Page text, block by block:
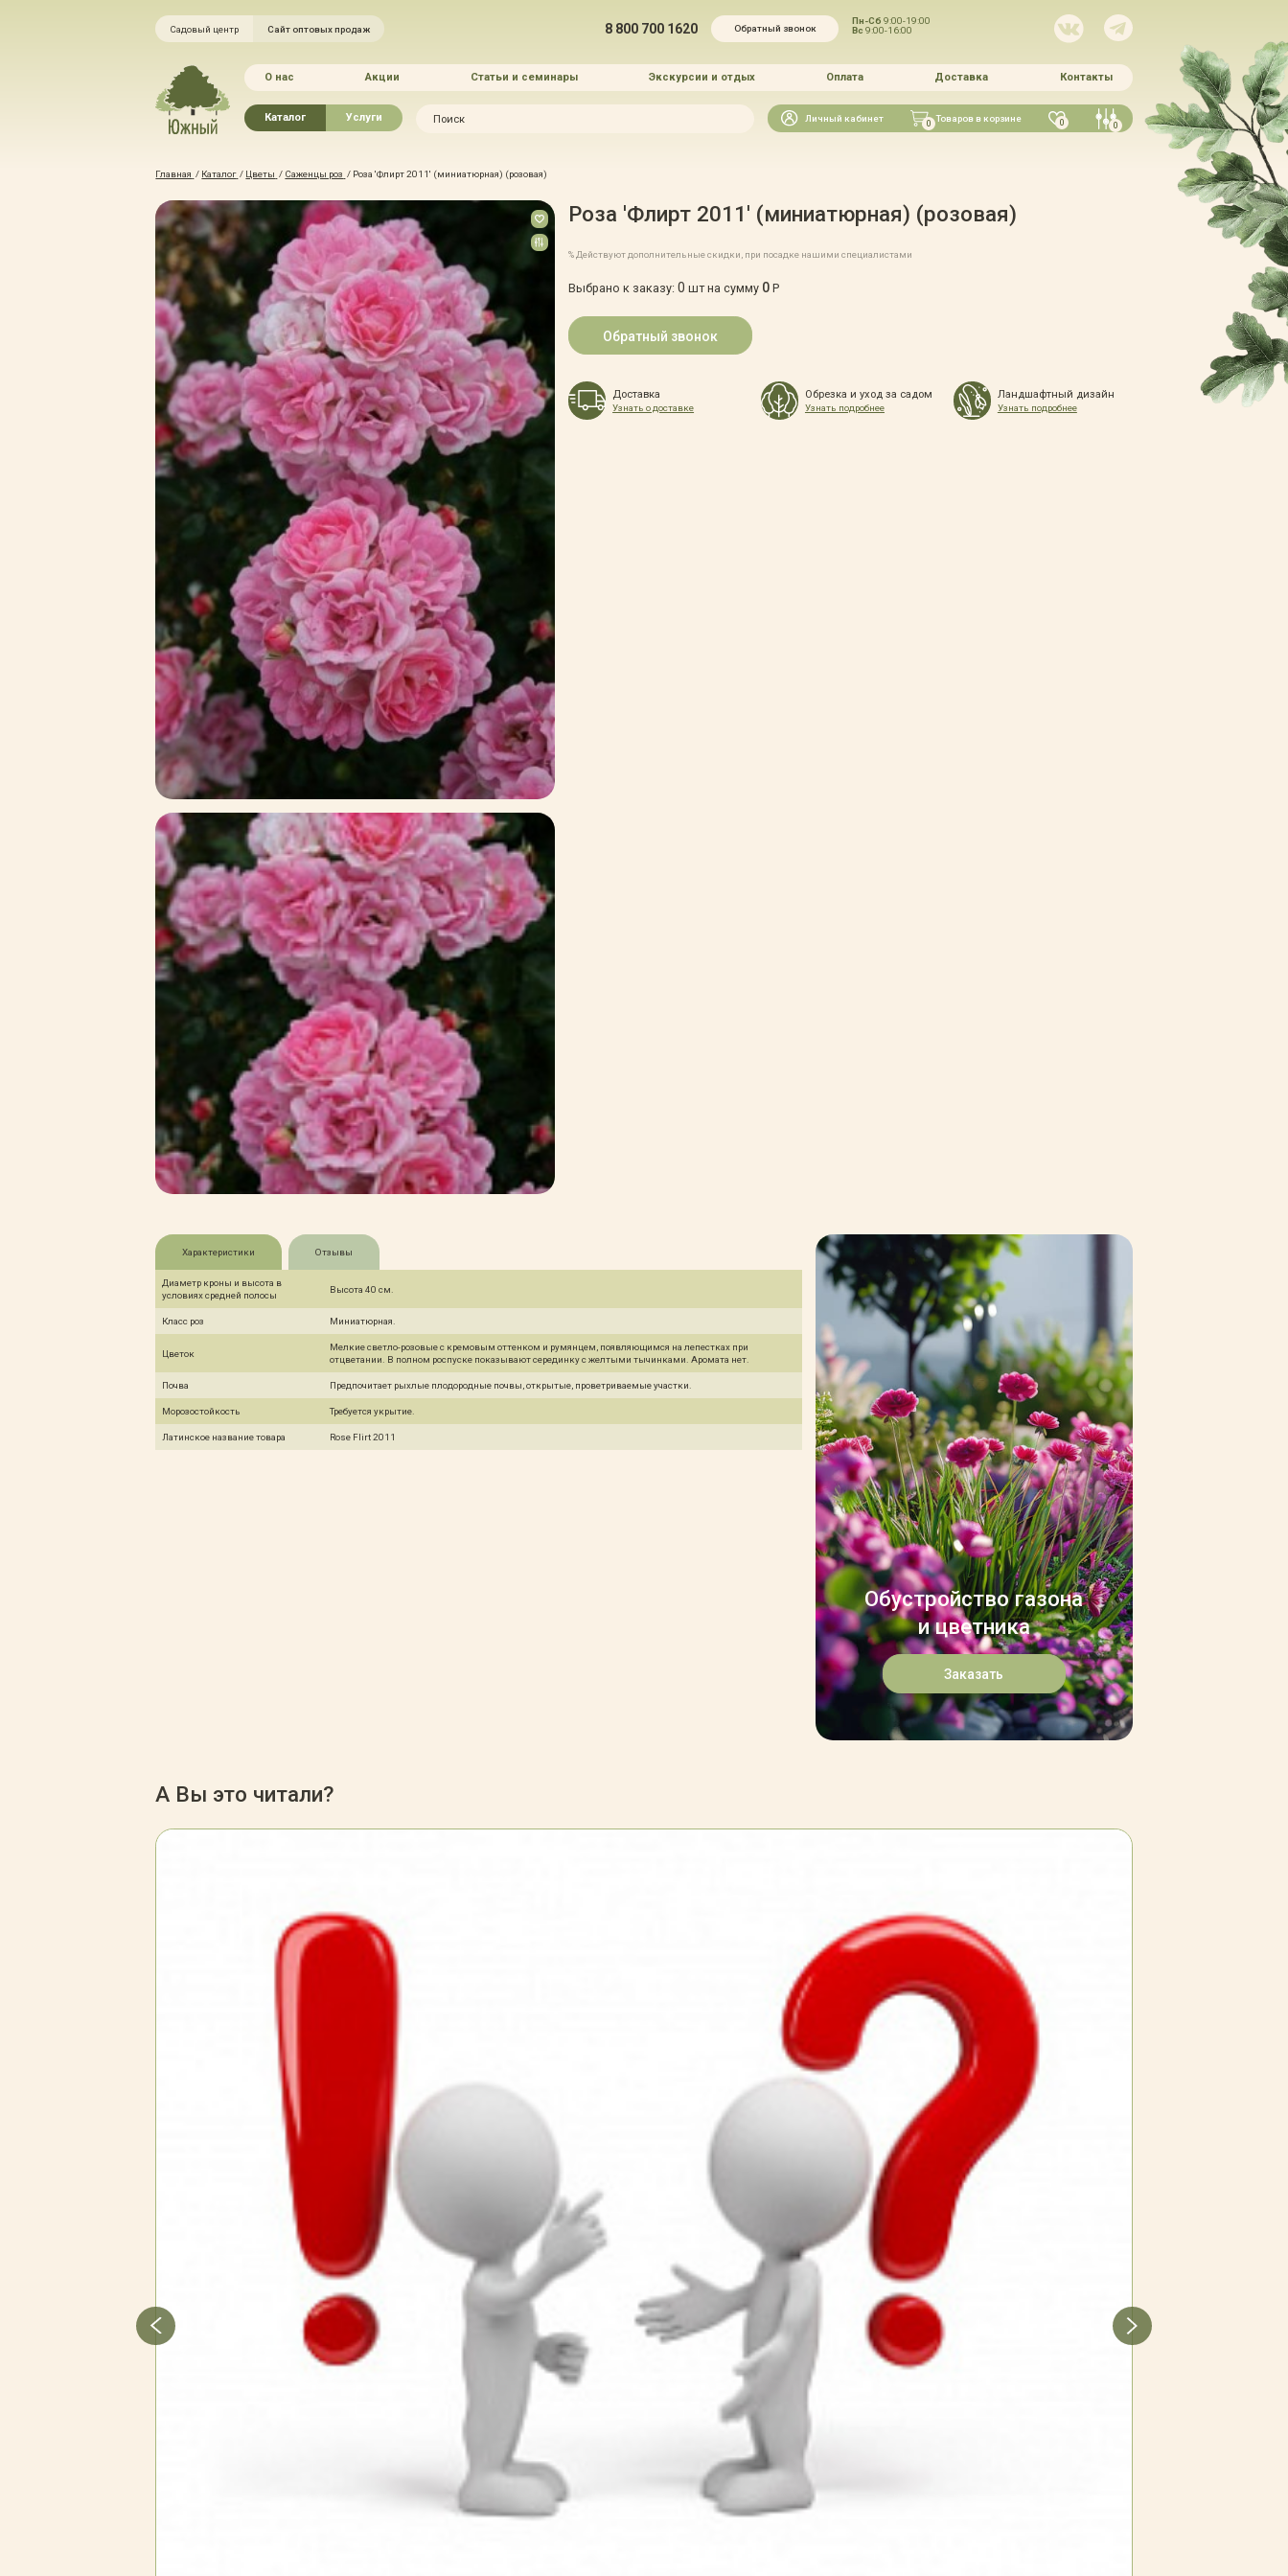
Садовый центр Сайт оптовых продаж 8 800 700 1620 Обратный звонок
Пн-Сб9:00-19:00
Вс9:00-16:00
О нас Акции Статьи и семинары Экскурсии и отдых Оплата Доставка Контакты
Каталог
Хвойные растения
Плодово-ягодные растения
Лиственные растения
Цветы
Водные растения
Растения вертикального
озеленения
Формованные растения
Экостория
Товары для сада
Грунты, удобрения, отсыпка
Зимние товары
Крупномеры
Консультации специалистов
Полезная литература
Прайс-листы
Системы скидок, программы
лояльности
Доставка
Оплата
Полезные советы
Возврат и замена
Услуги
Благоустройство и озеленение
Зелёный доктор
Зимние услуги
Уход за садом
Портфолио
Прайс-листы
Правила оказания услуг
Доставка
Оплата
Гарантии
Автополив
Искать
Личный кабинет 0 Товаров в корзине 0 0
Главная / Каталог / Цветы / Саженцы роз / Роза 'Флирт 2011' (миниатюрная) (розовая)
Роза 'Флирт 2011' (миниатюрная) (розовая)
% Действуют дополнительные скидки, при посадке нашими специалистами
Выбрано к заказу: 0 шт на сумму 0Р
Обратный звонок
Доставка
Узнать о доставке
Обрезка и уход за садом
Узнать подробнее
Ландшафтный дизайн
Узнать подробнее
Характеристики Отзывы
Диаметр кроны и высота в
условиях средней полосы
Высота 40 см.
Класс роз Миниатюрная.
Цветок
Мелкие светло-розовые с кремовым оттенком и румянцем, появляющимся на лепестках при
отцветании. В полном роспуске показывают серединку с желтыми тычинками. Аромата нет.
Почва Предпочитает рыхлые плодородные почвы, открытые, проветриваемые участки.
Морозостойкость Требуется укрытие.
Латинское название товара Rose Flirt 2011
Обустройство газона
и цветника
Заказать
А Вы это читали?